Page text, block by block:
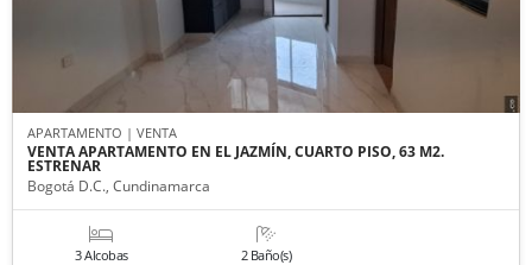
APARTAMENTO | VENTA
VENTA APARTAMENTO EN EL JAZMÍN, CUARTO PISO, 63 M2.
ESTRENAR
Bogotá D.C., Cundinamarca
3 Alcobas 2 Baño(s)